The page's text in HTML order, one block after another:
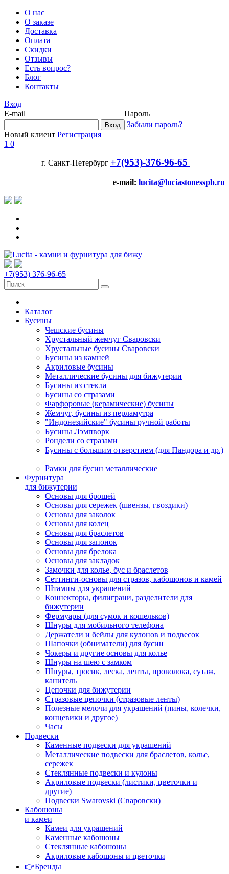
О нас
О заказе
Доставка
Оплата
Скидки
Отзывы
Есть вопрос?
Блог
Контакты
Вход
E-mail
Пароль
Забыли пароль?
Новый клиент Регистрация
1 0
г. Санкт-Петербург +7(953)-376-96-65
e-mail: lucita@luciastonesspb.ru
+7(953) 376-96-65
Каталог
Бусины
Чешские бусины
Хрустальный жемчуг Сваровски
Хрустальные бусины Сваровски
Бусины из камней
Акриловые бусины
Металлические бусины для бижутерии
Бусины из стекла
Бусины со стразами
Фарфоровые (керамические) бусины
Жемчуг, бусины из перламутра
"Индонезийские" бусины ручной работы
Бусины Лэмпворк
Рондели со стразами
Бусины с большим отверстием (для Пандора и др.)
Рамки для бусин металлические
Фурнитура
для бижутерии
Основы для брошей
Основы для сережек (швензы, гвоздики)
Основы для заколок
Основы для колец
Основы для браслетов
Основы для запонок
Основы для брелока
Основы для закладок
Замочки для колье, бус и браслетов
Сеттинги-основы для стразов, кабошонов и камей
Штампы для украшений
Коннекторы, филиграни, разделители для
бижутерии
Фермуары (для сумок и кошельков)
Шнуры для мобильного телефона
Держатели и бейлы для кулонов и подвесок
Шапочки (обниматели) для бусин
Чокеры и другие основы для колье
Шнуры на шею с замком
Шнуры, тросик, леска, ленты, проволока, сутаж,
канитель
Цепочки для бижутерии
Стразовые цепочки (стразовые ленты)
Полезные мелочи для украшений (пины, колечки,
концевики и другое)
Часы
Подвески
Каменные подвески для украшений
Металлические подвески для браслетов, колье,
сережек
Стеклянные подвески и кулоны
Акриловые подвески (листики, цветочки и
другие)
Подвески Swarovski (Сваровски)
Кабошоны
и камеи
Камеи для украшений
Каменные кабошоны
Стеклянные кабошоны
Акриловые кабошоны и цветочки
👉Бренды